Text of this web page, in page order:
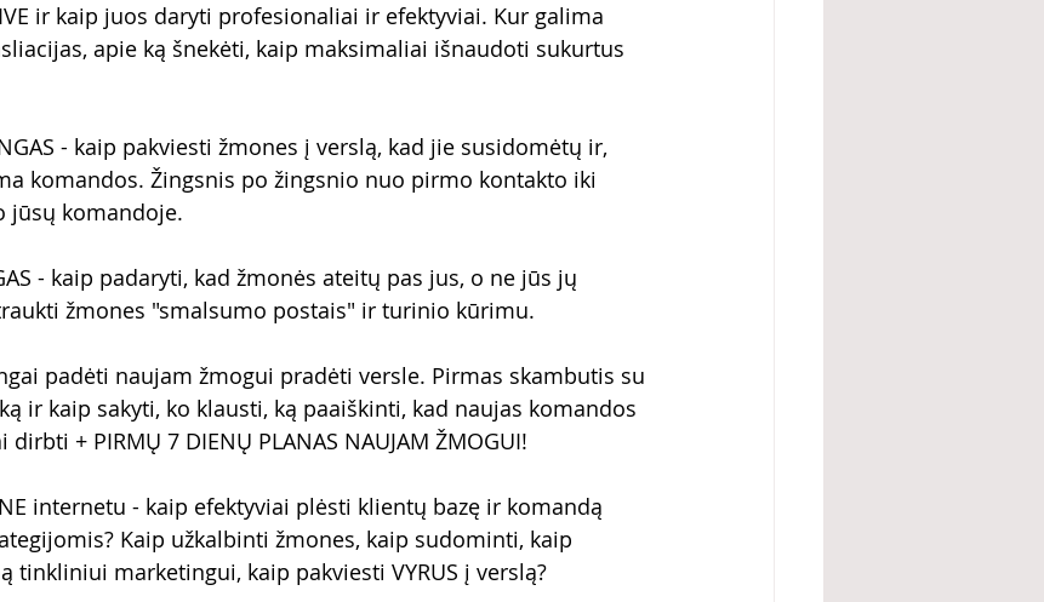
ir kaip juos daryti profesionaliai ir efektyviai. Kur galima
apie ką šnekėti, kaip maksimaliai išnaudoti sukurtus
- kaip pakviesti žmones į verslą, kad jie susidomėtų ir,
komandos. Žingsnis po žingsnio nuo pirmo kontakto iki
jūsų komandoje.
- kaip padaryti, kad žmonės ateitų pas jus, o ne jūs jų
žmones "smalsumo postais" ir turinio kūrimu.
padėti naujam žmogui pradėti versle. Pirmas skambutis su
ir kaip sakyti, ko klausti, ką paaiškinti, kad naujas komandos
+ PIRMŲ 7 DIENŲ PLANAS NAUJAM ŽMOGUI!
internetu - kaip efektyviai plėsti klientų bazę ir komandą
Kaip užkalbinti žmones, kaip sudominti, kaip
tinkliniui marketingui, kaip pakviesti VYRUS į verslą?